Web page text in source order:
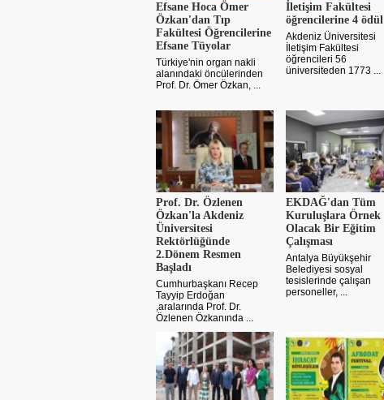
Efsane Hoca Ömer
Özkan'dan Tıp
Fakültesi Öğrencilerine
Efsane Tüyolar
Türkiye'nin organ nakli
alanındaki öncülerinden
Prof. Dr. Ömer Özkan, ...
İletişim Fakültesi
öğrencilerine 4 ödül
Akdeniz Üniversitesi
İletişim Fakültesi
öğrencileri 56
üniversiteden 1773 ...
Prof. Dr. Özlenen
Özkan'la Akdeniz
Üniversitesi
Rektörlüğünde
2.Dönem Resmen
Başladı
Cumhurbaşkanı Recep
Tayyip Erdoğan
,aralarında Prof. Dr.
Özlenen Özkanında ...
EKDAĞ'dan Tüm
Kuruluşlara Örnek
Olacak Bir Eğitim
Çalışması
Antalya Büyükşehir
Belediyesi sosyal
tesislerinde çalışan
personeller, ...